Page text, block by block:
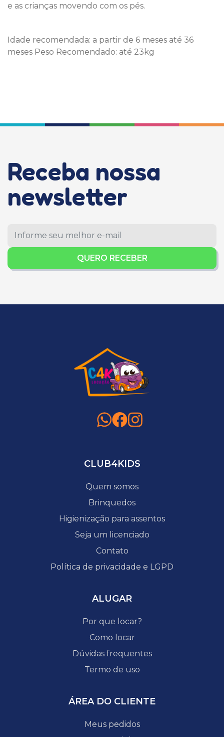
e as crianças movendo com os pés.
Idade recomendada: a partir de 6 meses até 36
meses Peso Recomendado: até 23kg
Receba nossa
newsletter
QUERO RECEBER
CLUB4KIDS
Quem somos
Brinquedos
Higienização para assentos
Seja um licenciado
Contato
Política de privacidade e LGPD
ALUGAR
Por que locar?
Como locar
Dúvidas frequentes
Termo de uso
ÁREA DO CLIENTE
Meus pedidos